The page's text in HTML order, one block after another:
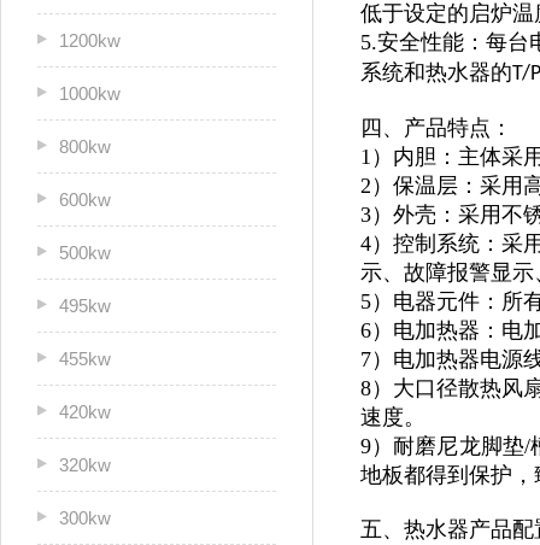
1200kw
1000kw
800kw
600kw
500kw
495kw
455kw
420kw
320kw
300kw
低于设定的启炉
5.安全性能：每台
系统和热水器的T/P
四、产品特点：
1）内胆：主体采
2）保温层：采用
3）外壳：采用不
4）控制系统：采
示、故障报警显
5）电器元件：所
6）电加热器：电
7）电加热器电源
8）大口径散热风
速度。
9）耐磨尼龙脚垫/
地板都得到保护
五、热水器产品配